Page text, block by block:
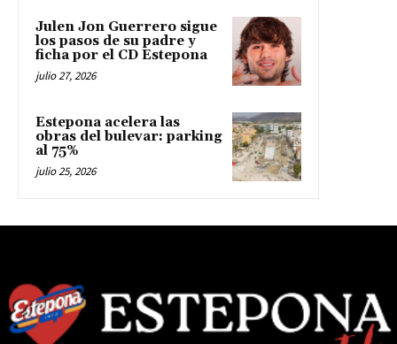
Julen Jon Guerrero sigue
los pasos de su padre y
ficha por el CD Estepona
julio 27, 2026
Estepona acelera las
obras del bulevar: parking
al 75%
julio 25, 2026